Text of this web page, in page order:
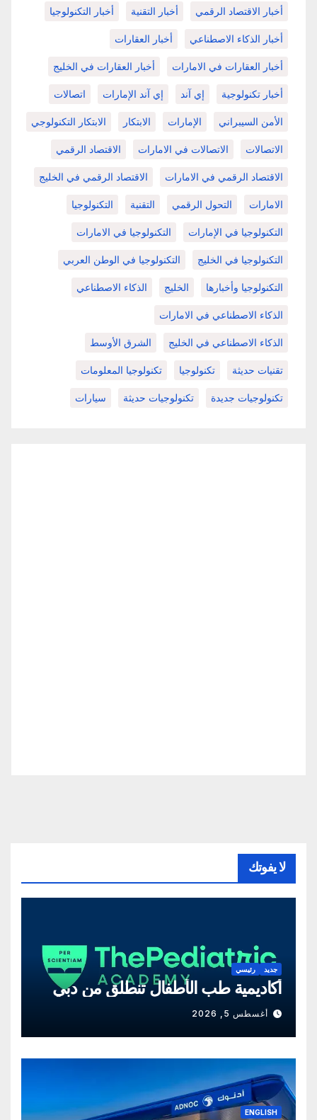
أخبار الاقتصاد الرقمي أخبار التقنية أخبار التكنولوجيا
أخبار الذكاء الاصطناعي أخبار العقارات
أخبار العقارات في الامارات أخبار العقارات في الخليج
أخبار تكنولوجية إي آند إي آند الإمارات اتصالات
الأمن السيبراني الإمارات الابتكار الابتكار التكنولوجي
الاتصالات الاتصالات في الامارات الاقتصاد الرقمي
الاقتصاد الرقمي في الامارات الاقتصاد الرقمي في الخليج
الامارات التحول الرقمي التقنية التكنولوجيا
التكنولوجيا في الإمارات التكنولوجيا في الامارات
التكنولوجيا في الخليج التكنولوجيا في الوطن العربي
التكنولوجيا وأخبارها الخليج الذكاء الاصطناعي
الذكاء الاصطناعي في الامارات
الذكاء الاصطناعي في الخليج الشرق الأوسط
تقنيات حديثة تكنولوجيا تكنولوجيا المعلومات
تكنولوجيات جديدة تكنولوجيات حديثة سيارات
لا يفوتك
جديد رئيسي
أكاديمية طب الأطفال تنطلق من دبي
أغسطس 5, 2026
ENGLISH